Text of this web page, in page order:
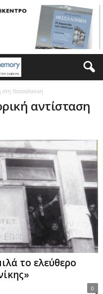
στη Θεσσαλονικη
αντίσταση
το ελεύθερο
0